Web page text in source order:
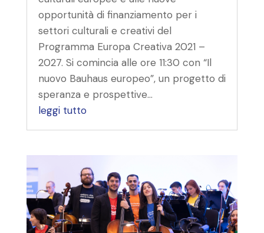
opportunità di finanziamento per i
settori culturali e creativi del
Programma Europa Creativa 2021 –
2027. Si comincia alle ore 11:30 con “Il
nuovo Bauhaus europeo”, un progetto di
speranza e prospettive...
leggi tutto